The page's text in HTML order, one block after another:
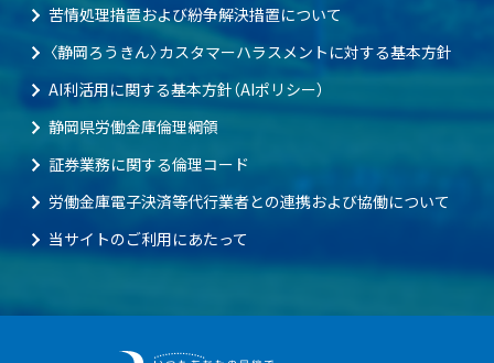
苦情処理措置および紛争解決措置について
〈静岡ろうきん〉カスタマーハラスメントに対する基本方針
AI利活用に関する基本方針（AIポリシー）
静岡県労働金庫倫理綱領
証券業務に関する倫理コード
労働金庫電子決済等代行業者との連携および協働について
当サイトのご利用にあたって